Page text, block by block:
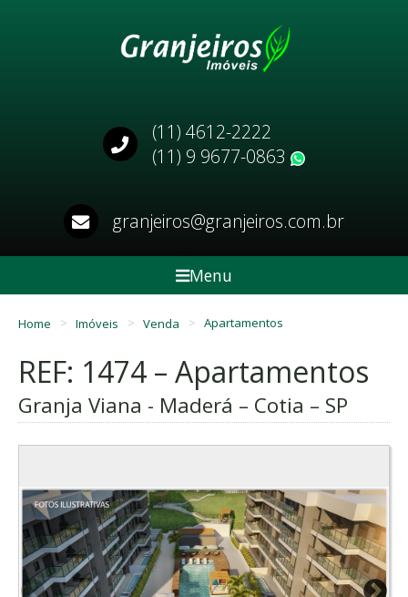
(11) 4612-2222
(11) 9 9677-0863
granjeiros@granjeiros.com.br
Menu
Home Imóveis Venda Apartamentos
REF: 1474 – Apartamentos
Granja Viana - Maderá – Cotia – SP